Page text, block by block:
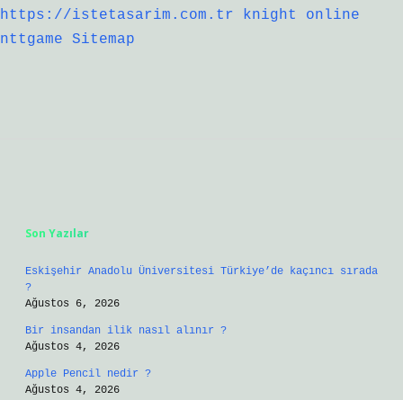
https://istetasarim.com.tr
knight online
nttgame
Sitemap
Son Yazılar
Eskişehir Anadolu Üniversitesi Türkiye’de kaçıncı sırada
?
Ağustos 6, 2026
Bir insandan ilik nasıl alınır ?
Ağustos 4, 2026
Apple Pencil nedir ?
Ağustos 4, 2026